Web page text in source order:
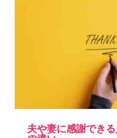
夫や妻に感謝でき